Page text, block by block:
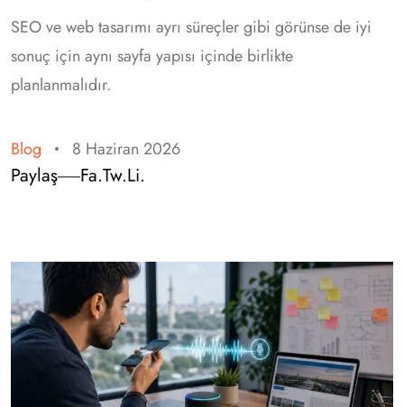
SEO ve web tasarımı ayrı süreçler gibi görünse de iyi
sonuç için aynı sayfa yapısı içinde birlikte
planlanmalıdır.
Blog 8 Haziran 2026
Paylaş Fa.Tw.Li.